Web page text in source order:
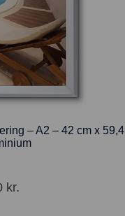
– A2 – 42 cm x 59,4
kr.